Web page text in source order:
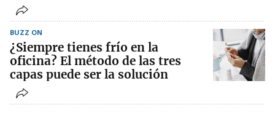
BUZZ ON
¿Siempre tienes frío en la
oficina? El método de las tres
capas puede ser la solución